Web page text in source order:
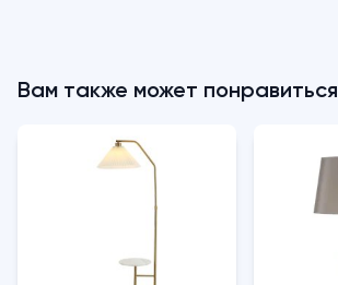
Вам также может понравиться